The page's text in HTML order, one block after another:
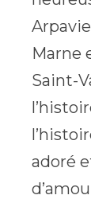
Marne
Saint-
adoré